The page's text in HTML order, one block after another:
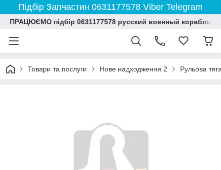
Підбір Запчастин 0631177578 Viber Telegram
ПРАЦЮЄМО підбір 0631177578 русский военный корабль
Товари та послуги Нове надходження 2 Рульова